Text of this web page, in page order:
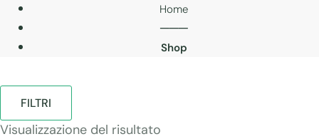
Home
───
Shop
FILTRI
Visualizzazione del risultato